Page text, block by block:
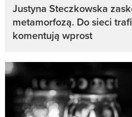
Justyna Steczkowska
metamorfozą. Do sieci
komentują wprost